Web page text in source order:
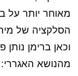
מאוחר יותר על
הסלקציה של
וכאן ברימן
מהנושא האגררי: